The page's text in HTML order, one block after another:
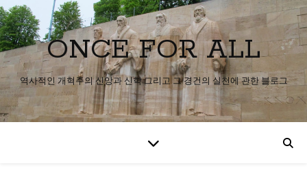
ONCE FOR ALL
역사적인 개혁주의 신앙과 신학 그리고 그 경건의 실천에 관한 블로그